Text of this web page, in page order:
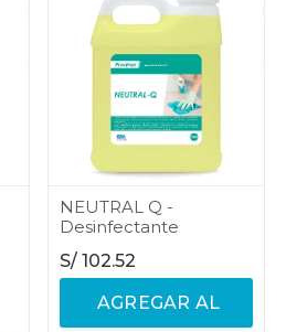
NEUTRAL Q -
Desinfectante
S/ 102.52
AGREGAR AL